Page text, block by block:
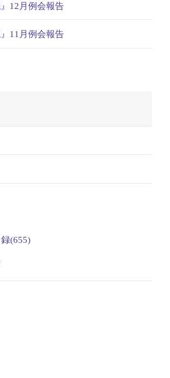
12月例会報告
11月例会報告
(655)